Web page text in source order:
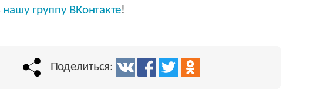
нашу группу ВКонтакте!
Поделиться: